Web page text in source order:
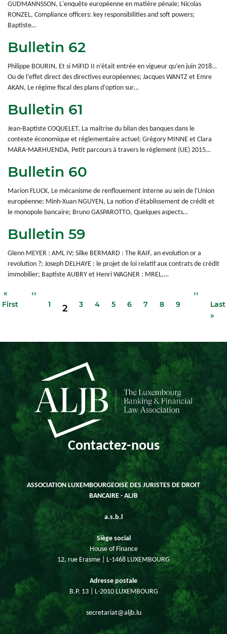
GUDMANNSSON, L'enquête européenne en matière pénale; Nicolas
RONZEL, Compliance officers: key responsibilities and soft powers;
Baptiste…
Bulletin 62
Philippe BOURIN, Et si MiFID II n’était entrée en vigueur qu’en juin 2018…
Ou de l’effet direct des directives européennes; Jacques WANTZ et Emre
AKAN, Le régime fiscal des plans d’option sur…
Bulletin 61
Jean-Baptiste COQUELET, La maîtrise du bilan des banques dans le
contexte économique et réglementaire actuel; Grégory MINNE et Clara
MARA-MARHUENDA, Petit parcours à travers le règlement (UE) 2015…
Bulletin 60
Marion FLUCK, Le mécanisme de renflouement interne au sein de l'Union
européenne; Minh-Xuan NGUYEN, La notion d'établissement de crédit et
le monopole bancaire; Bruno GASPAROTTO, Quelques aspects…
Bulletin 59
Glenn MEYER : AML IV; Silke BERMARD : The RAIF, an evolution or a
revolution ?; Joseph DELHAYE : le projet de loi relatif aux contrats de crédit
immobilier; Baptiste AUBRY et Henri WAGNER : MREL,…
Pagination
Première
page
«
First
Page
précédente
‹‹
1
2
3
4
5
6
7
8
Page
9
Page
suivante
››
Last
»
Contactez-nous
ASSOCIATION LUXEMBOURGEOISE DES JURISTES DE DROIT
BANCAIRE - ALJB
a.s.b.l
Siège social
House of Finance
12, rue Erasme | L-1468 LUXEMBOURG
Adresse postale
B.P. 13 | L-2010 LUXEMBOURG
secretariat@aljb.lu